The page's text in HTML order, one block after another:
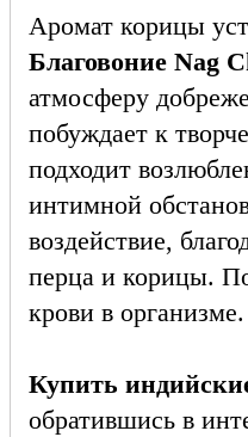
Аромат корицы
Благовоние Nag
атмосферу
побуждает к
подходит
интимной
воздействие,
перца и корицы.
крови в организме.
Купить
обратившись в